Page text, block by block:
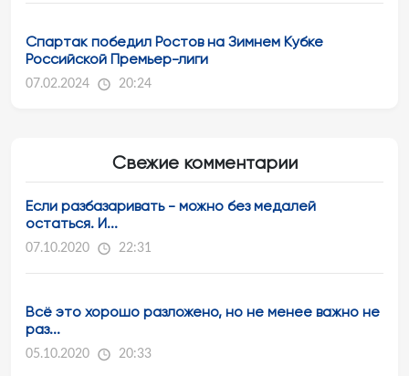
Спартак победил Ростов на Зимнем Кубке
Российской Премьер-лиги
07.02.2024 20:24
Свежие комментарии
Если разбазаривать - можно без медалей
остаться. И...
07.10.2020 22:31
Всё это хорошо разложено, но не менее важно не
раз...
05.10.2020 20:33